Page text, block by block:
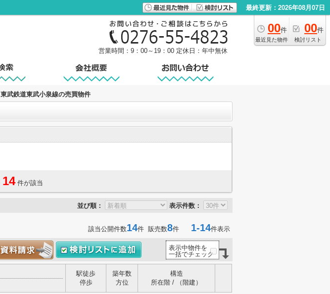
最終更新：2026年08月07日
00件
最近見た物件
00件
検討リスト
営業時間：9：00～19：00 定休日：年中無休
東武鉄道東武小泉線の売買物件
14 件が該当
並び順： 表示件数：
該当公開件数14件 販売数8件 1-14件表示
表示中物件を
一括でチェック
駅徒歩
停歩
築年数
方位
構造
所在階 / （階建）